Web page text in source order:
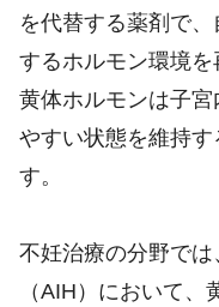
を代替する薬剤で
するホルモン環境を
黄体ホルモンは子
やすい状態を維持
す。
不妊治療の分野で
（AIH）において